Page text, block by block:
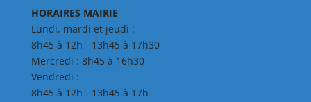
HORAIRES MAIRIE
Lundi, mardi et jeudi :
8h45 à 12h - 13h45 à 17h30
Mercredi : 8h45 à 16h30
Vendredi :
8h45 à 12h - 13h45 à 17h